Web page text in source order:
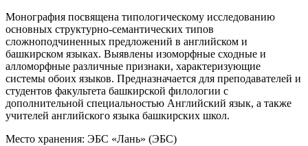
Монография посвящена типологическому исследованию
основных структурно-семантических типов
сложноподчиненных предложений в английском и
башкирском языках. Выявлены изоморфные сходные и
алломорфные различные признаки, характеризующие
системы обоих языков. Предназначается для преподавателей и
студентов факультета башкирской филологии с
дополнительной специальностью Английский язык, а также
учителей английского языка башкирских школ.
Место хранения: ЭБС «Лань» (ЭБС)